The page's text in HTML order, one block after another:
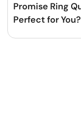
Promise Ring
Perfect for You?